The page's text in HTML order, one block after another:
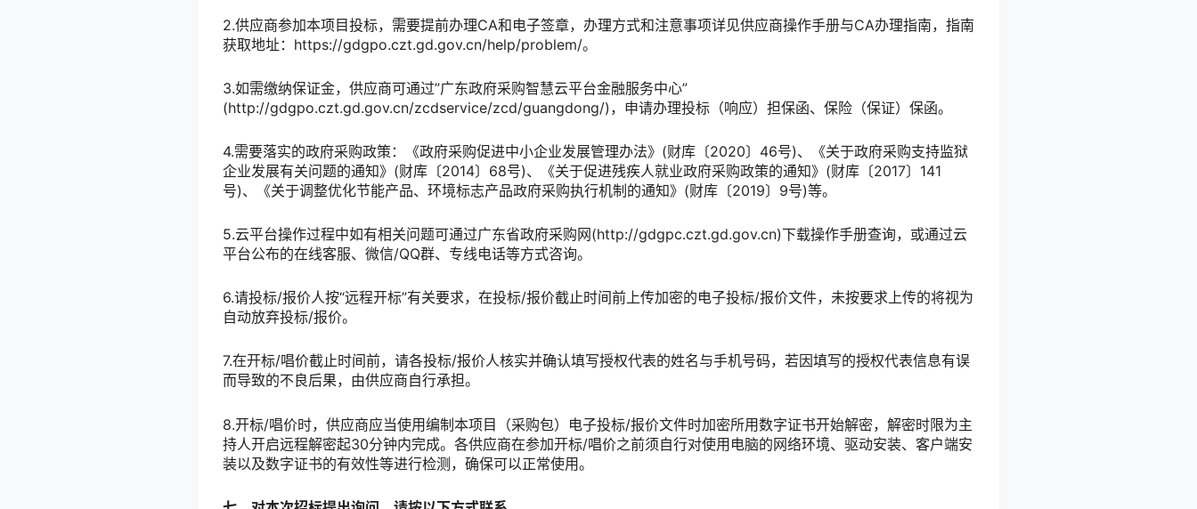
2.供应商参加本项目投标，需要提前办理CA和电子签章，办理方式和注意事项详见供应商操作手册与CA办理指南，指南
获取地址：https://gdgpo.czt.gd.gov.cn/help/problem/。
3.如需缴纳保证金，供应商可通过”广东政府采购智慧云平台金融服务中心”
(http://gdgpo.czt.gd.gov.cn/zcdservice/zcd/guangdong/)，申请办理投标（响应）担保函、保险（保证）保函。
4.需要落实的政府采购政策：《政府采购促进中小企业发展管理办法》(财库〔2020〕46号)、《关于政府采购支持监狱
企业发展有关问题的通知》(财库〔2014〕68号)、《关于促进残疾人就业政府采购政策的通知》(财库〔2017〕141
号)、《关于调整优化节能产品、环境标志产品政府采购执行机制的通知》(财库〔2019〕9号)等。
5.云平台操作过程中如有相关问题可通过广东省政府采购网(http://gdgpc.czt.gd.gov.cn)下载操作手册查询，或通过云
平台公布的在线客服、微信/QQ群、专线电话等方式咨询。
6.请投标/报价人按“远程开标”有关要求，在投标/报价截止时间前上传加密的电子投标/报价文件，未按要求上传的将视为
自动放弃投标/报价。
7.在开标/唱价截止时间前，请各投标/报价人核实并确认填写授权代表的姓名与手机号码，若因填写的授权代表信息有误
而导致的不良后果，由供应商自行承担。
8.开标/唱价时，供应商应当使用编制本项目（采购包）电子投标/报价文件时加密所用数字证书开始解密，解密时限为主
持人开启远程解密起30分钟内完成。各供应商在参加开标/唱价之前须自行对使用电脑的网络环境、驱动安装、客户端安
装以及数字证书的有效性等进行检测，确保可以正常使用。